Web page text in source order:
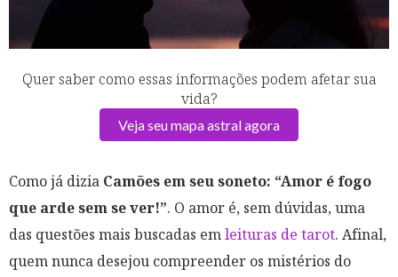
Quer saber como essas informações podem afetar sua
vida?
Veja seu mapa astral agora
Como já dizia Camões em seu soneto: “Amor é fogo
que arde sem se ver!”. O amor é, sem dúvidas, uma
das questões mais buscadas emleituras de tarot. Afinal,
quem nunca desejou compreender os mistérios do